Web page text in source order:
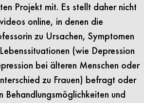
Projekt mit. Es stellt daher nicht
online, in denen die
zu Ursachen, Symptomen
(wie Depression
bei älteren Menschen oder
zu Frauen) befragt oder
Behandlungsmöglichkeiten und